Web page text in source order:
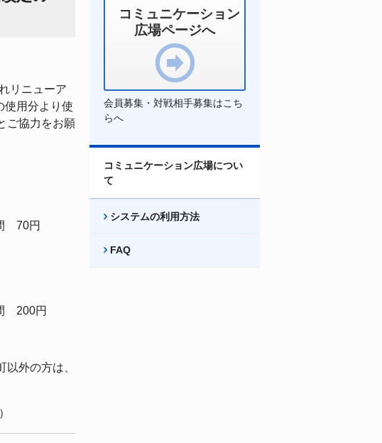
コミュニケーション
広場ページへ
会員募集・対戦相手募集はこち
らへ
コミュニケーション広場につい
て
システムの利用方法
FAQ
リニューア
使用分より使
ご協力をお願
70円
200円
外の方は、